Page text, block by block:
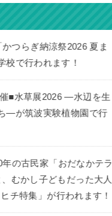
つらぎ納涼祭2026 夏ま
校で行われます！
■水草展2026 ―水辺を生
―が筑波実験植物園で行
の古民家「おだなかテラ
むかし子どもだった大人
チ特集」が行われます！